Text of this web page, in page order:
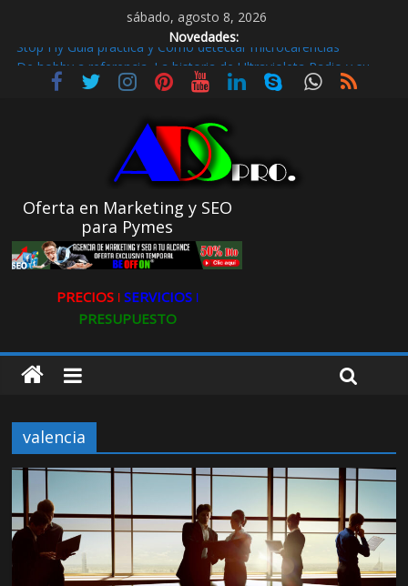
sábado, agosto 8, 2026
Novedades:
De hobby a referencia. La historia de Ultravioleta Radio y su
impacto en el mundo digital
Radio Taxi en Aljarafe y las Redes Sociales
Maximiza la Visibilidad de tu Clínica Dental en Directorios
Stop Fly Guía práctica y Cómo detectar microcarencias
Oferta en Marketing y SEO
para Pymes
PRECIOS ǀ SERVICIOS ǀ
PRESUPUESTO
valencia